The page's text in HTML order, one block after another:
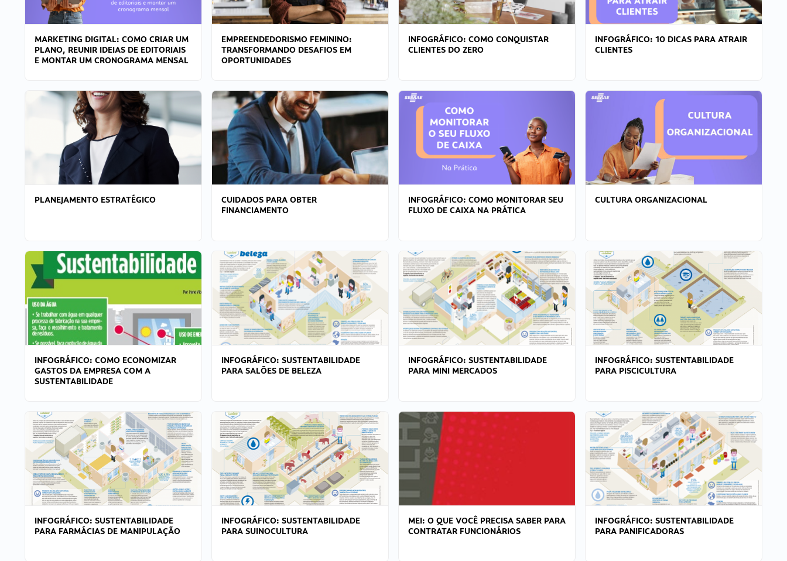
MARKETING DIGITAL: COMO CRIAR UM
PLANO, REUNIR IDEIAS DE EDITORIAIS
E MONTAR UM CRONOGRAMA MENSAL
EMPREENDEDORISMO FEMININO:
TRANSFORMANDO DESAFIOS EM
OPORTUNIDADES
INFOGRÁFICO: COMO CONQUISTAR
CLIENTES DO ZERO
INFOGRÁFICO: 10 DICAS PARA ATRAIR
CLIENTES
PLANEJAMENTO ESTRATÉGICO
CUIDADOS PARA OBTER
FINANCIAMENTO
INFOGRÁFICO: COMO MONITORAR SEU
FLUXO DE CAIXA NA PRÁTICA
CULTURA ORGANIZACIONAL
INFOGRÁFICO: COMO ECONOMIZAR
GASTOS DA EMPRESA COM A
SUSTENTABILIDADE
INFOGRÁFICO: SUSTENTABILIDADE
PARA SALÕES DE BELEZA
INFOGRÁFICO: SUSTENTABILIDADE
PARA MINI MERCADOS
INFOGRÁFICO: SUSTENTABILIDADE
PARA PISCICULTURA
INFOGRÁFICO: SUSTENTABILIDADE
PARA FARMÁCIAS DE MANIPULAÇÃO
INFOGRÁFICO: SUSTENTABILIDADE
PARA SUINOCULTURA
MEI: O QUE VOCÊ PRECISA SABER PARA
CONTRATAR FUNCIONÁRIOS
INFOGRÁFICO: SUSTENTABILIDADE
PARA PANIFICADORAS